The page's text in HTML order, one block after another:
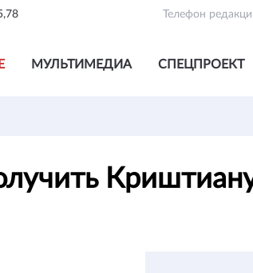
Телефон
МУЛЬТИМЕДИА СПЕЦПРОЕКТ